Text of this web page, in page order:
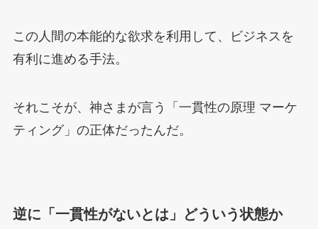
この人間の本能的な欲求を利用して、ビジネスを
有利に進める手法。
それこそが、神さまが言う「一貫性の原理 マーケ
ティング」の正体だったんだ。
逆に「一貫性がないとは」どういう状態か